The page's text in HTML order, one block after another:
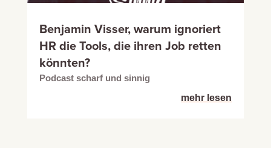
Benjamin Visser, warum ignoriert
HR die Tools, die ihren Job retten
könnten?
Podcast scharf und sinnig
mehr lesen